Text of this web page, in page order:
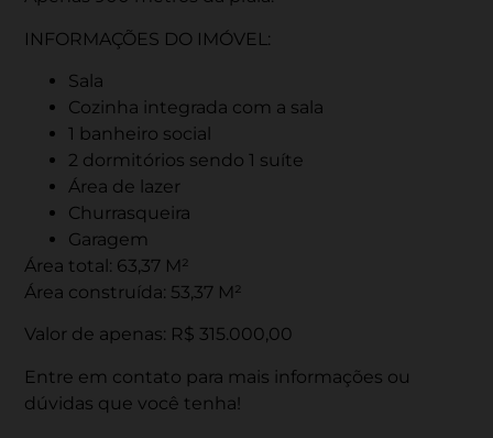
INFORMAÇÕES DO IMÓVEL:
Sala
Cozinha integrada com a sala
1 banheiro social
2 dormitórios sendo 1 suíte
Área de lazer
Churrasqueira
Garagem
Área total: 63,37 M²
Área construída: 53,37 M²
Valor de apenas: R$ 315.000,00
Entre em contato para mais informações ou
dúvidas que você tenha!